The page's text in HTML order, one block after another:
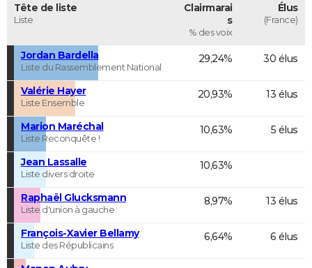
Tête de liste
Liste
Clairmarai
s
% des voix
Élus
(France)
Jordan Bardella
Liste du Rassemblement National
29,24% 30 élus
Valérie Hayer
Liste Ensemble
20,93% 13 élus
Marion Maréchal
Liste Reconquête !
10,63% 5 élus
Jean Lassalle
Liste divers droite
10,63%
Raphaël Glucksmann
Liste d'union à gauche
8,97% 13 élus
François-Xavier Bellamy
Liste des Républicains
6,64% 6 élus